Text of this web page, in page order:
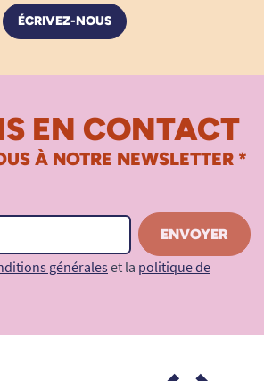
ÉCRIVEZ-NOUS
EN CONTACT
À NOTRE NEWSLETTER *
généraleset la politique de